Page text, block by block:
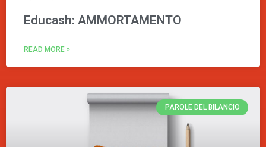
Educash: AMMORTAMENTO
READ MORE »
PAROLE DEL BILANCIO